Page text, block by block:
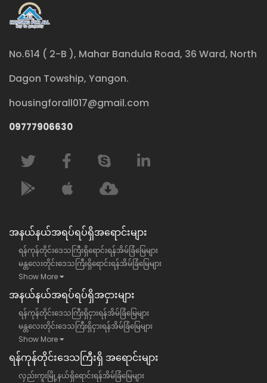
No.614 ( 2-B ), Mahar Bandula Road, 36 Ward, North
Dagon Towship, Yangon.
housingforall017@gmail.com
09777906630
အနယ်နယ်အရပ်ရပ်ရှိအရောင်းများ
ရန်ကုန်တိုင်းဒေသကြီးရှိရောင်းရန်အိမ်ခြံမြေများ
မန္တလေးတိုင်းဒေသကြီးရှိရောင်းရန်အိမ်ခြံမြေများ
Show More
အနယ်နယ်အရပ်ရပ်ရှိအငှားများ
ရန်ကုန်တိုင်းဒေသကြီးရှိငှားရန်အိမ်ခြံမြေများ
မန္တလေးတိုင်းဒေသကြီးရှိငှားရန်အိမ်ခြံမြေများ
Show More
ရန်​ကုန်တိုင်းဒေသကြီး​ရှိ အရောင်းများ
လှည်းကူးမြို့နယ်ရှိရောင်းရန်အိမ်ခြံမြေများ